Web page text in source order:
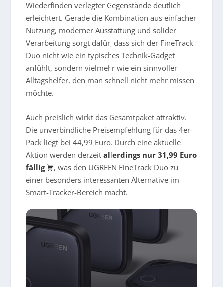
Wiederfinden verlegter Gegenstände deutlich
erleichtert. Gerade die Kombination aus einfacher
Nutzung, moderner Ausstattung und solider
Verarbeitung sorgt dafür, dass sich der FineTrack
Duo nicht wie ein typisches Technik-Gadget
anfühlt, sondern vielmehr wie ein sinnvoller
Alltagshelfer, den man schnell nicht mehr missen
möchte.
Auch preislich wirkt das Gesamtpaket attraktiv.
Die unverbindliche Preisempfehlung für das 4er-
Pack liegt bei 44,99 Euro. Durch eine aktuelle
Aktion werden derzeitallerdings nur 31,99 Euro
fällig
, was den UGREEN FineTrack Duo zu
einer besonders interessanten Alternative im
Smart-Tracker-Bereich macht.